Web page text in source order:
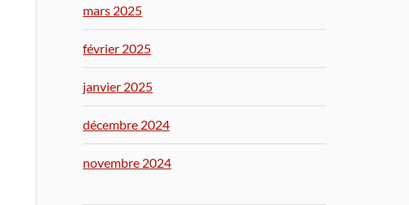
mars 2025
février 2025
janvier 2025
décembre 2024
novembre 2024